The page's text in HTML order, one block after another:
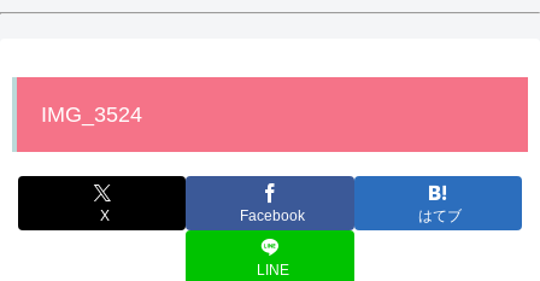
IMG_3524
X Facebook はてブ
LINE